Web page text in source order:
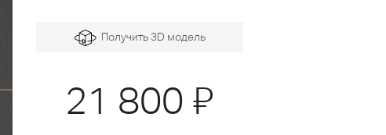
Получить 3D модель
21 800 Я